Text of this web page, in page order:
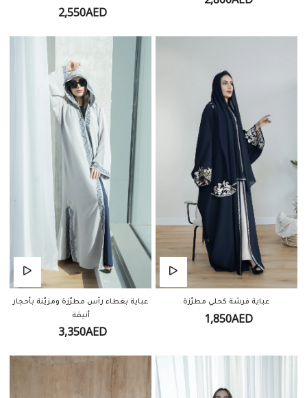
2,550AED
عباية فرشة كحلي مطرّزة
1,850AED
عباية بغطاء رأس مطرّزة ومزيّنة بأحجار
أنيقة
3,350AED